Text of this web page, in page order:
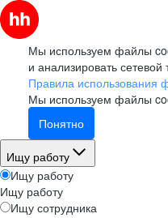
Мы используем файлы
и анализировать сетевой
Правила использования
Мы используем файлы
Понятно
Ищу работу
Ищу работу
Ищу работу
Ищу сотрудника